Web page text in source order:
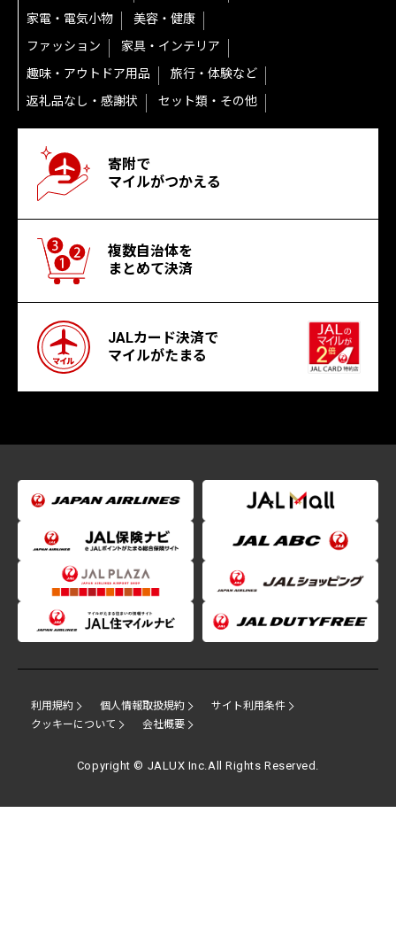
家電・電気小物
美容・健康
ファッション
家具・インテリア
趣味・アウトドア用品
旅行・体験など
返礼品なし・感謝状
セット類・その他
寄附で
マイルがつかえる
複数自治体を
まとめて決済
JALカード決済で
マイルがたまる
利用規約 個人情報取扱規約
サイト利用条件
クッキーについて
会社概要
Copyright © JALUX Inc.All Rights Reserved.